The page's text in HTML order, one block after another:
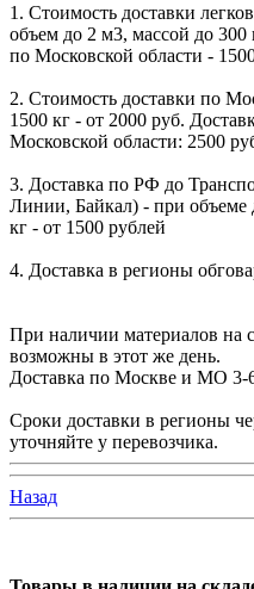
1. Стоимость доставки
объем до 2 м3, массой до 300
по Московской области -
2. Стоимость доставки по
1500 кг - от 2000 руб.
Московской области: 2500
3. Доставка по РФ до
Линии, Байкал) - при объеме
кг - от 1500 рублей
4. Доставка в регионы
При наличии материалов на
возможны в этот же день.
Доставка по Москве и МО 3-
Сроки доставки в регионы
уточняйте у перевозчика.
Назад